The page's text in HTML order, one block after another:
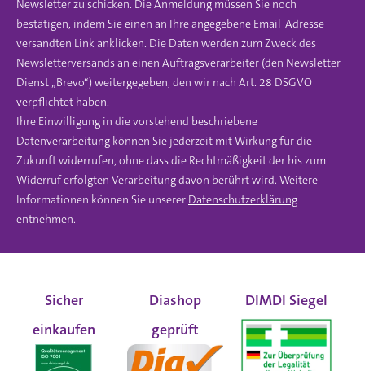
Newsletter zu schicken. Die Anmeldung müssen Sie noch
bestätigen, indem Sie einen an Ihre angegebene Email-Adresse
versandten Link anklicken. Die Daten werden zum Zweck des
Newsletterversands an einen Auftragsverarbeiter (den Newsletter-
Dienst „Brevo“) weitergegeben, den wir nach Art. 28 DSGVO
verpflichtet haben.
Ihre Einwilligung in die vorstehend beschriebene
Datenverarbeitung können Sie jederzeit mit Wirkung für die
Zukunft widerrufen, ohne dass die Rechtmäßigkeit der bis zum
Widerruf erfolgten Verarbeitung davon berührt wird. Weitere
Informationen können Sie unserer Datenschutzerklärung
entnehmen.
Sicher
einkaufen
Diashop
geprüft
DIMDI Siegel